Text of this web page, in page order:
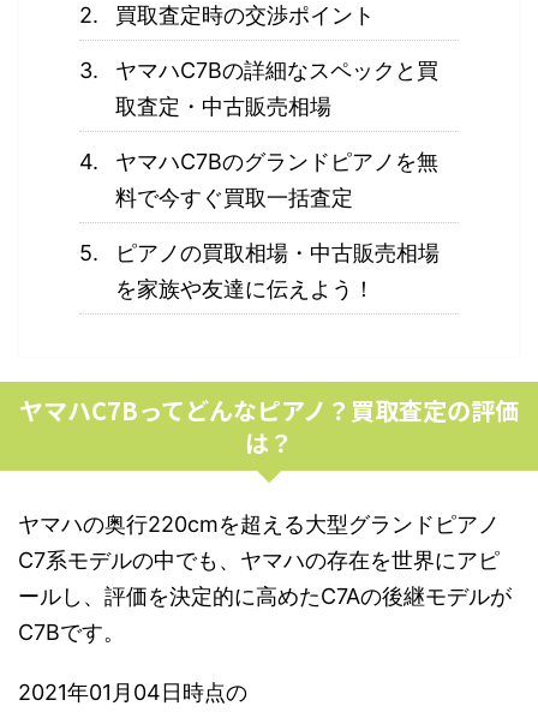
買取査定時の交渉ポイント
ヤマハC7Bの詳細なスペックと買
取査定・中古販売相場
ヤマハC7Bのグランドピアノを無
料で今すぐ買取一括査定
ピアノの買取相場・中古販売相場
を家族や友達に伝えよう！
ヤマハC7Bってどんなピアノ？買取査定の評価
は？
ヤマハの奥行220cmを超える大型グランドピアノ
C7系モデルの中でも、ヤマハの存在を世界にアピ
ールし、評価を決定的に高めたC7Aの後継モデルが
C7Bです。
2021年01月04日時点の